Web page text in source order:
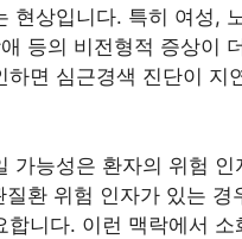
현상입니다. 특히 여성,
등의 비전형적 증상이
면 심근경색 진단이 지
가능성은 환자의 위험
환 위험 인자가 있는 경
니다. 이런 맥락에서